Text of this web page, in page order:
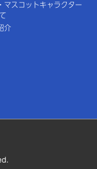
マスコットキャラクター
介